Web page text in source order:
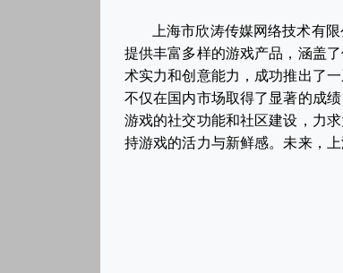
上海市欣涛传媒网络技术有
提供丰富多样的游戏产品，涵盖
术实力和创意能力，成功推出了
不仅在国内市场取得了显著的成
游戏的社交功能和社区建设，力
持游戏的活力与新鲜感。未来，